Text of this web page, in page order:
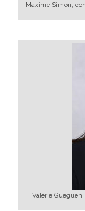
Maxime Simon,
Valérie